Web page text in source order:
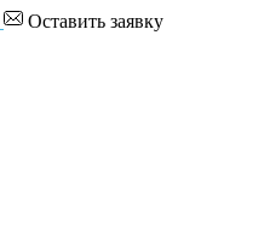
Оставить заявку